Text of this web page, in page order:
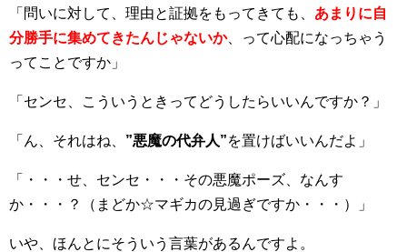
「問いに対して、理由と証拠をもってきても、 あまりに自
分勝手に集めてきたんじゃないか、って心配になっちゃう
ってことですか」
「センセ、こういうときってどうしたらいいんですか？」
「ん、それはね、 ”悪魔の代弁人”を置けばいいんだよ」
「・・・せ、センセ・・・その悪魔ポーズ、なんす
か・・・？（まどか☆マギカの見過ぎですか・・・）」
いや、ほんとにそういう言葉があるんですよ。